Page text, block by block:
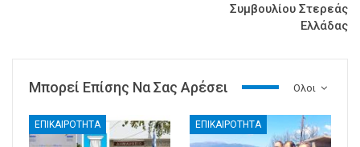
Συμβουλίου Στερεάς
Ελλάδας
Ολοι
Μπορεί Επίσης Να Σας Αρέσει
ΕΠΙΚΑΙΡΟΤΗΤΑ ΕΠΙΚΑΙΡΟΤΗΤΑ